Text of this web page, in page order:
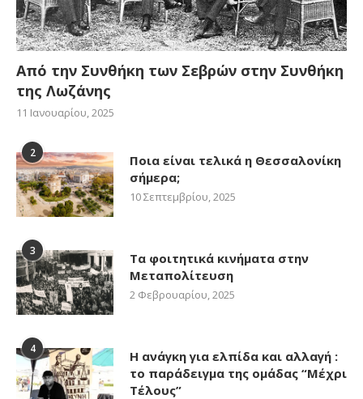
Από την Συνθήκη των Σεβρών στην Συνθήκη
της Λωζάνης
11 Ιανουαρίου, 2025
2
Ποια είναι τελικά η Θεσσαλονίκη
σήμερα;
10 Σεπτεμβρίου, 2025
3
Τα φοιτητικά κινήματα στην
Μεταπολίτευση
2 Φεβρουαρίου, 2025
4
Η ανάγκη για ελπίδα και αλλαγή :
το παράδειγμα της ομάδας “Μέχρι
Τέλους”